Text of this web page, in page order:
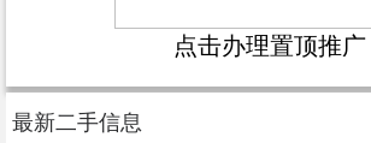
点击办理置顶推广
最新二手信息